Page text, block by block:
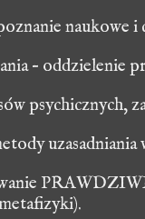
naukowe
–
psychicznych,